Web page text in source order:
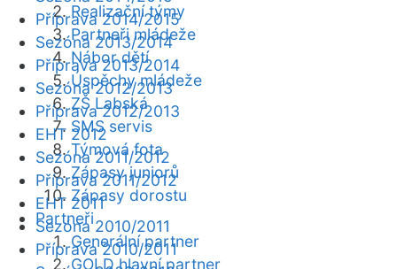
Realizační týmy
Partneři mládeže
Nábor dětí
Úspěchy mládeže
ZŠ Labská
SMS servis
Týmová fota
Zápasy juniorů
Zápasy dorostu
Partneři
Generální partner
GOLD hlavní partner
Příprava 2014/2015
Sezóna 2013/2014
Příprava 2013/2014
Sezóna 2012/2013
Příprava 2012/2013
EHT 2012
Sezóna 2011/2012
Příprava 2011/2012
EHT 2011
Sezóna 2010/2011
Příprava 2010/2011